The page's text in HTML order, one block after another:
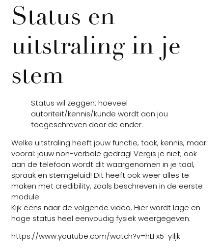
Status en
uitstraling in je
stem
Status wil zeggen: hoeveel
autoriteit/kennis/kunde wordt aan jou
toegeschreven door de ander.
Welke uitstraling heeft jouw functie, taak, kennis, maar
vooral: jouw non-verbale gedrag! Vergis je niet; ook
aan de telefoon wordt dit waargenomen in je taal,
spraak en stemgeluid! Dit heeft ook weer alles te
maken met credibility, zoals beschreven in de eerste
module.
Kijk eens naar de volgende video. Hier wordt lage en
hoge status heel eenvoudig fysiek weergegeven.
https://www.youtube.com/watch?v=hLFx5-y1ljk